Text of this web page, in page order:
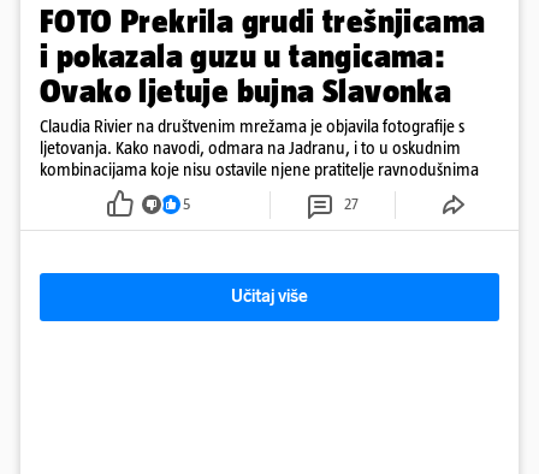
FOTO Prekrila grudi trešnjicama
i pokazala guzu u tangicama:
Ovako ljetuje bujna Slavonka
Claudia Rivier na društvenim mrežama je objavila fotografije s
ljetovanja. Kako navodi, odmara na Jadranu, i to u oskudnim
kombinacijama koje nisu ostavile njene pratitelje ravnodušnima
5 27
Učitaj više